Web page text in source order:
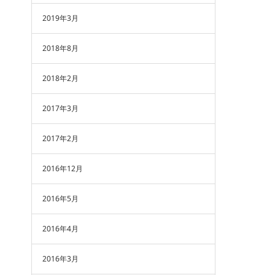
2019年3月
2018年8月
2018年2月
2017年3月
2017年2月
2016年12月
2016年5月
2016年4月
2016年3月